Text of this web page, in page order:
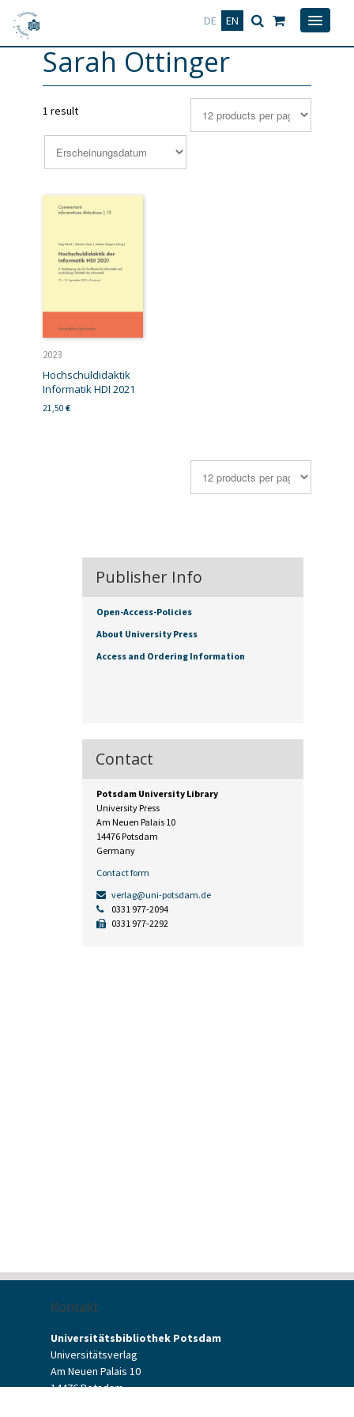
DE EN
Deutsch
Sarah Ottinger
1 result
2023
Hochschuldidaktik
Informatik HDI 2021
21,50 €
Publisher Info
Open-Access-Policies
About University Press
Access and Ordering Information
Contact
Potsdam University Library
University Press
Am Neuen Palais 10
14476 Potsdam
Germany
Contact form
verlag@uni-potsdam.de
0331 977-2094
0331 977-2292
Kontakt
Universitätsbibliothek Potsdam
Universitätsverlag
Am Neuen Palais 10
14476 Potsdam